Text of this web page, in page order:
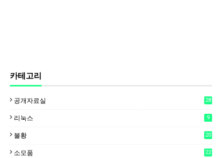
카테고리
공개자료실 28
리눅스 9
불황 20
소모품 22